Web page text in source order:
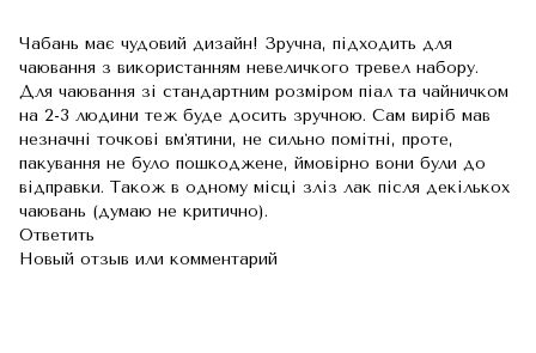
Чабань має чудовий дизайн! Зручна, підходить для
чаювання з використанням невеличкого тревел набору.
Для чаювання зі стандартним розміром піал та чайничком
на 2-3 людини теж буде досить зручною. Сам виріб мав
незначні точкові вмʼятини, не сильно помітні, проте,
пакування не було пошкоджене, ймовірно вони були до
відправки. Також в одному місці зліз лак після декількох
чаювань (думаю не критично).
Ответить
Новый отзыв или комментарий